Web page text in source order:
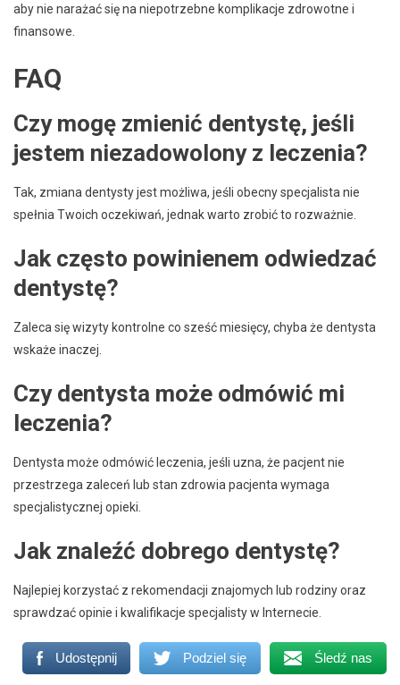
aby nie narażać się na niepotrzebne komplikacje zdrowotne i
finansowe.
FAQ
Czy mogę zmienić dentystę, jeśli
jestem niezadowolony z leczenia?
Tak, zmiana dentysty jest możliwa, jeśli obecny specjalista nie
spełnia Twoich oczekiwań, jednak warto zrobić to rozważnie.
Jak często powinienem odwiedzać
dentystę?
Zaleca się wizyty kontrolne co sześć miesięcy, chyba że dentysta
wskaże inaczej.
Czy dentysta może odmówić mi
leczenia?
Dentysta może odmówić leczenia, jeśli uzna, że pacjent nie
przestrzega zaleceń lub stan zdrowia pacjenta wymaga
specjalistycznej opieki.
Jak znaleźć dobrego dentystę?
Najlepiej korzystać z rekomendacji znajomych lub rodziny oraz
sprawdzać opinie i kwalifikacje specjalisty w Internecie.
Udostępnij Podziel się Śledź nas